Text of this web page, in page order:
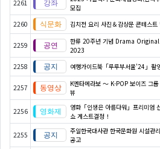
2261
모집
2260 김치전 요리 사진＆감상문 콘테스트
2259
한류 20주년 기념 Drama
2023
2258 여행가이드북「루루부서울'24」촬
2257
K엔타메라보 ～ K-POP 보이즈 그
뷰
2256
영화「인생은 아름다워」프리미엄
쇼 게스트결정！
2255
주일한국대사관 한국문화원 시설관
공고